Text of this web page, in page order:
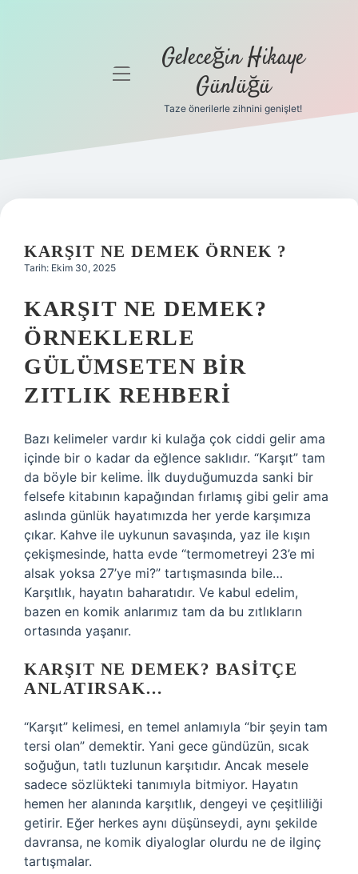
Gizlilik
Hakkımızda
menüyü Geleceğin Hikaye
Günlüğü
Taze önerilerle zihnini genişlet!
KARŞIT NE DEMEK ÖRNEK ?
Tarih: Ekim 30, 2025
KARŞIT NE DEMEK?
ÖRNEKLERLE
GÜLÜMSETEN BIR
ZITLIK REHBERI
Bazı kelimeler vardır ki kulağa çok ciddi gelir ama
içinde bir o kadar da eğlence saklıdır. “Karşıt” tam
da böyle bir kelime. İlk duyduğumuzda sanki bir
felsefe kitabının kapağından fırlamış gibi gelir ama
aslında günlük hayatımızda her yerde karşımıza
çıkar. Kahve ile uykunun savaşında, yaz ile kışın
çekişmesinde, hatta evde “termometreyi 23’e mi
alsak yoksa 27’ye mi?” tartışmasında bile…
Karşıtlık, hayatın baharatıdır. Ve kabul edelim,
bazen en komik anlarımız tam da bu zıtlıkların
ortasında yaşanır.
KARŞIT NE DEMEK? BASITÇE
ANLATIRSAK…
“Karşıt” kelimesi, en temel anlamıyla “bir şeyin tam
tersi olan” demektir. Yani gece gündüzün, sıcak
soğuğun, tatlı tuzlunun karşıtıdır. Ancak mesele
sadece sözlükteki tanımıyla bitmiyor. Hayatın
hemen her alanında karşıtlık, dengeyi ve çeşitliliği
getirir. Eğer herkes aynı düşünseydi, aynı şekilde
davransa, ne komik diyaloglar olurdu ne de ilginç
tartışmalar.